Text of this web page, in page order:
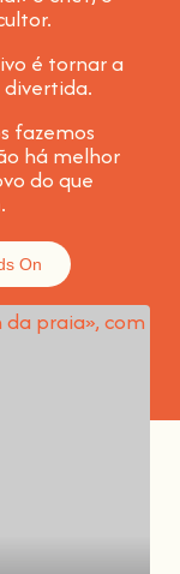
é tornar a
.
fazemos
há melhor
do que
.
On